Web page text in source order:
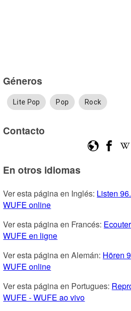
Géneros
Lite Pop Pop Rock
Contacto
En otros idiomas
Ver esta página en Inglés: Listen
WUFE online
Ver esta página en Francés:
WUFE en ligne
Ver esta página en Alemán: Hören
WUFE online
Ver esta página en Portugues:
WUFE - WUFE ao vivo